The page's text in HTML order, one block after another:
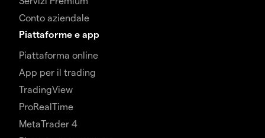
Conto aziendale
Piattaforme e app
Piattaforma online
App per il trading
TradingView
ProRealTime
MetaTrader 4